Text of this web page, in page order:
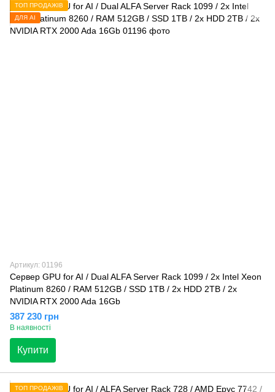
ТОП ПРОДАЖІВ
ДЛЯ AI
Артикул: 01196
Сервер GPU for AI / Dual ALFA Server Rack 1099 / 2х Intel Xeon
Platinum 8260 / RAM 512GB / SSD 1TB / 2x HDD 2TB / 2x
NVIDIA RTX 2000 Ada 16Gb
387 230 грн
В наявності
Купити
ТОП ПРОДАЖІВ